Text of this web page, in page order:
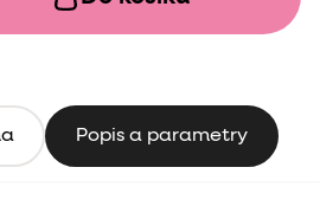
Popis a parametry